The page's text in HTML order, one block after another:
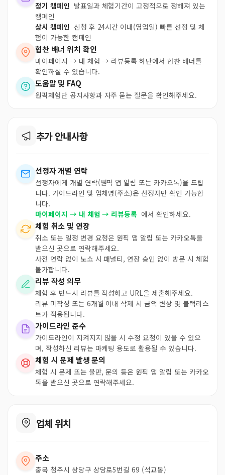
정기 캠페인 발표일과 체험기간이 고정적으로 정해져 있는
캠페인
상시 캠페인 신청 후 24시간 이내(영업일) 빠른 선정 및 체
험이 가능한 캠페인
협찬 배너 위치 확인
마이페이지 → 내 체험 → 리뷰등록 하단에서 협찬 배너를
확인하실 수 있습니다.
도움말 및 FAQ
원픽체험단 공지사항과 자주 묻는 질문을 확인해주세요.
추가 안내사항
선정자 개별 연락
선정자에게 개별 연락(원픽 앱 알림 또는 카카오톡)을 드립
니다. 가이드라인 및 업체명(주소)은 선정자만 확인 가능합
니다.
마이페이지 → 내 체험 → 리뷰등록 에서 확인하세요.
체험 취소 및 연장
취소 또는 일정 변경 요청은 원픽 앱 알림 또는 카카오톡을
받으신 곳으로 연락해주세요.
사전 연락 없이 노쇼 시 패널티, 연장 승인 없이 방문 시 체험
불가합니다.
리뷰 작성 의무
체험 후 반드시 리뷰를 작성하고 URL을 제출해주세요.
리뷰 미작성 또는 6개월 이내 삭제 시 금액 변상 및 블랙리스
트가 적용됩니다.
가이드라인 준수
가이드라인이 지켜지지 않을 시 수정 요청이 있을 수 있으
며, 작성하신 리뷰는 마케팅 용도로 활용될 수 있습니다.
체험 시 문제 발생 문의
체험 시 문제 또는 불만, 문의 등은 원픽 앱 알림 또는 카카오
톡을 받으신 곳으로 연락해주세요.
업체 위치
주소
충북 청주시 상당구 상당로5번길 69 (석교동)